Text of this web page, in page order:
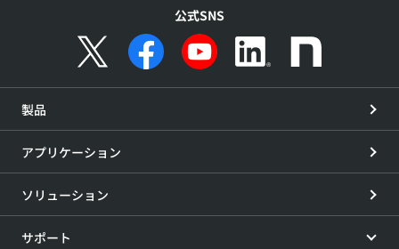
公式SNS
製品
アプリケーション
ソリューション
サポート